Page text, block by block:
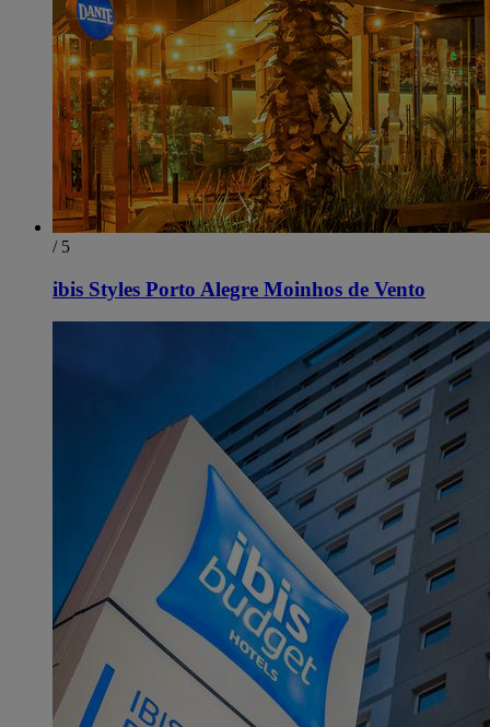
/ 5
ibis Styles Porto Alegre Moinhos de Vento